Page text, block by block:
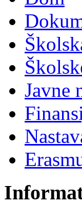
Javne